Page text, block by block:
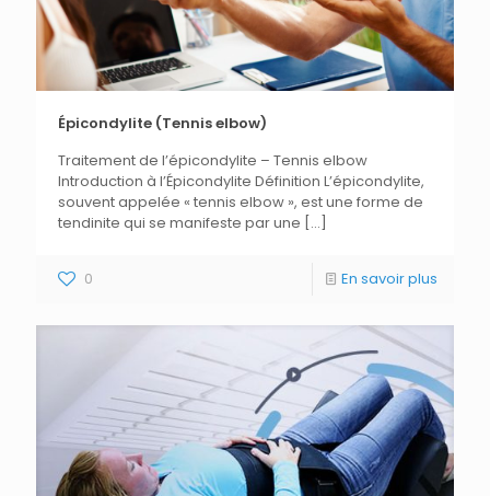
Épicondylite (Tennis elbow)
Traitement de l’épicondylite – Tennis elbow
Introduction à l’Épicondylite Définition L’épicondylite,
souvent appelée « tennis elbow », est une forme de
tendinite qui se manifeste par une […]
0 En savoir plus